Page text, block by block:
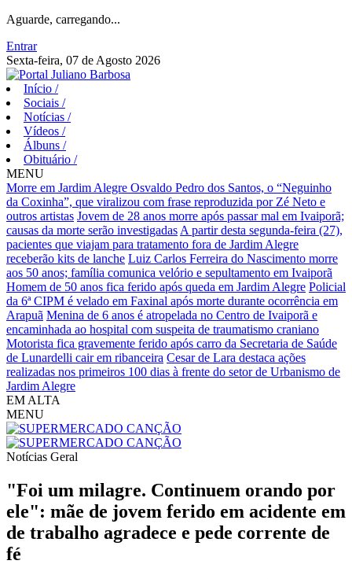
Aguarde, carregando...
Entrar
Sexta-feira, 07 de Agosto 2026
Início /
Sociais /
Notícias /
Vídeos /
Álbuns /
Obituário /
MENU
Morre em Jardim Alegre Osvaldo Pedro dos Santos, o “Neguinho
da Coxinha”, que viralizou com frase reproduzida por Zé Neto e
outros artistas Jovem de 28 anos morre após passar mal em Ivaiporã;
causas da morte serão investigadas A partir desta segunda-feira (27),
pacientes que viajam para tratamento fora de Jardim Alegre
receberão kits de lanche Luiz Carlos Ferreira do Nascimento morre
aos 50 anos; família comunica velório e sepultamento em Ivaiporã
Homem de 50 anos fica ferido após queda em Jardim Alegre Policial
da 6ª CIPM é velado em Faxinal após morte durante ocorrência em
Arapuã Menina de 6 anos é atropelada no Centro de Ivaiporã e
encaminhada ao hospital com suspeita de traumatismo craniano
Motorista fica gravemente ferido após carro da Secretaria de Saúde
de Lunardelli cair em ribanceira Cesar de Lara destaca ações
realizadas nos primeiros 100 dias à frente do setor de Urbanismo de
Jardim Alegre
EM ALTA
MENU
Notícias Geral
"Foi um milagre. Continuem orando por
ele": mãe de jovem ferido em acidente em
de trabalho agradece e pede corrente de
fé